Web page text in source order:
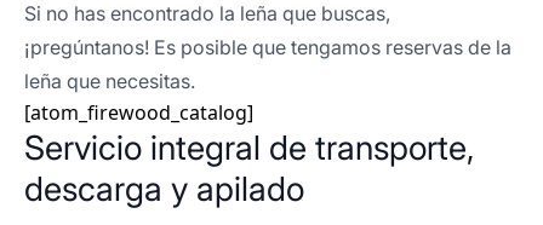
Si no has encontrado la leña que buscas,
¡pregúntanos! Es posible que tengamos reservas de la
leña que necesitas.
[atom_firewood_catalog]
Servicio integral de transporte,
descarga y apilado